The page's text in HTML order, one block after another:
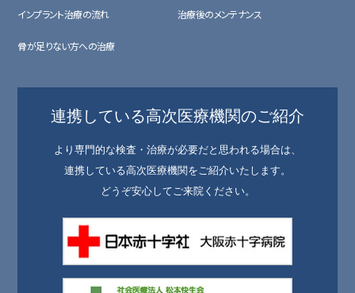
インプラント治療の流れ 治療後のメンテナンス
骨が足りない方への治療
連携している高次医療機関のご紹介
より専門的な検査・治療が必要だと思われる場合は、
連携している高次医療機関をご紹介いたします。
どうぞ安心してご来院ください。